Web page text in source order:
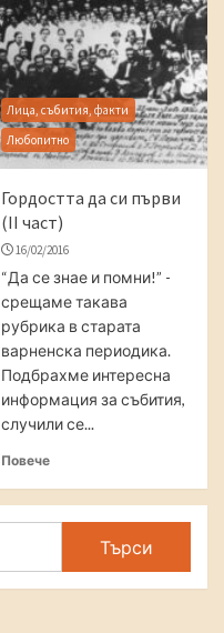
Лица, събития, факти
Любопитно
Гордостта да си първи
(II част)
16/02/2016
“Да се знае и помни!” -
срещаме такава
рубрика в старата
варненска периодика.
Подбрахме интересна
информация за събития,
случили се...
Повече
Търси